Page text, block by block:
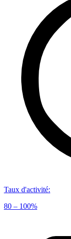
Taux d'activité:
80 – 100%